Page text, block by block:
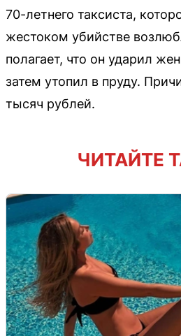
70-летнего таксиста,
жестоком убийстве
полагает, что он ударил
затем утопил в пруду.
тысяч рублей.
ЧИТАЙТЕ